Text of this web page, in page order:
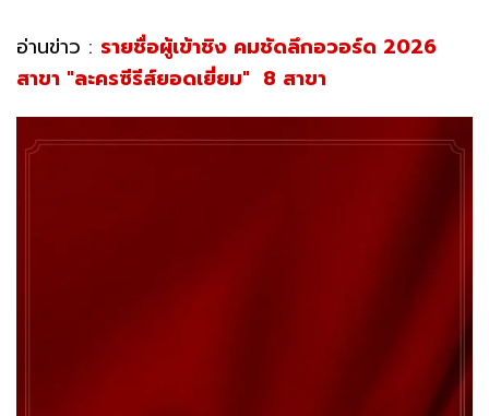
อ่านข่าว : รายชื่อผู้เข้าชิง คมชัดลึกอวอร์ด 2026
สาขา "ละครซีรีส์ยอดเยี่ยม" 8 สาขา